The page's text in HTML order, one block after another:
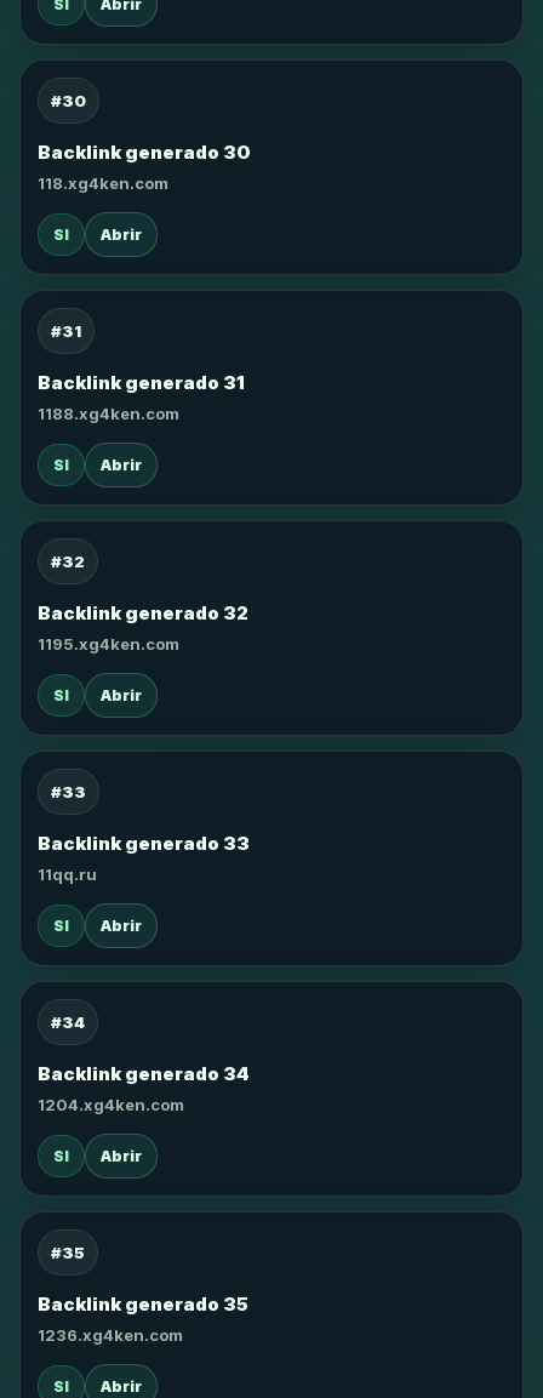
SI Abrir
#30
Backlink generado 30
118.xg4ken.com
SI Abrir
#31
Backlink generado 31
1188.xg4ken.com
SI Abrir
#32
Backlink generado 32
1195.xg4ken.com
SI Abrir
#33
Backlink generado 33
11qq.ru
SI Abrir
#34
Backlink generado 34
1204.xg4ken.com
SI Abrir
#35
Backlink generado 35
1236.xg4ken.com
SI Abrir